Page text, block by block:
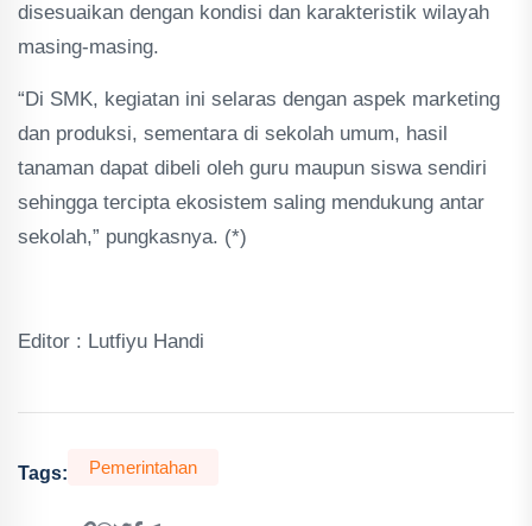
disesuaikan dengan kondisi dan karakteristik wilayah
masing-masing.
“Di SMK, kegiatan ini selaras dengan aspek marketing
dan produksi, sementara di sekolah umum, hasil
tanaman dapat dibeli oleh guru maupun siswa sendiri
sehingga tercipta ekosistem saling mendukung antar
sekolah,” pungkasnya. (*)
Editor : Lutfiyu Handi
Tags: Pemerintahan